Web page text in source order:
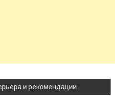
и рекомендации